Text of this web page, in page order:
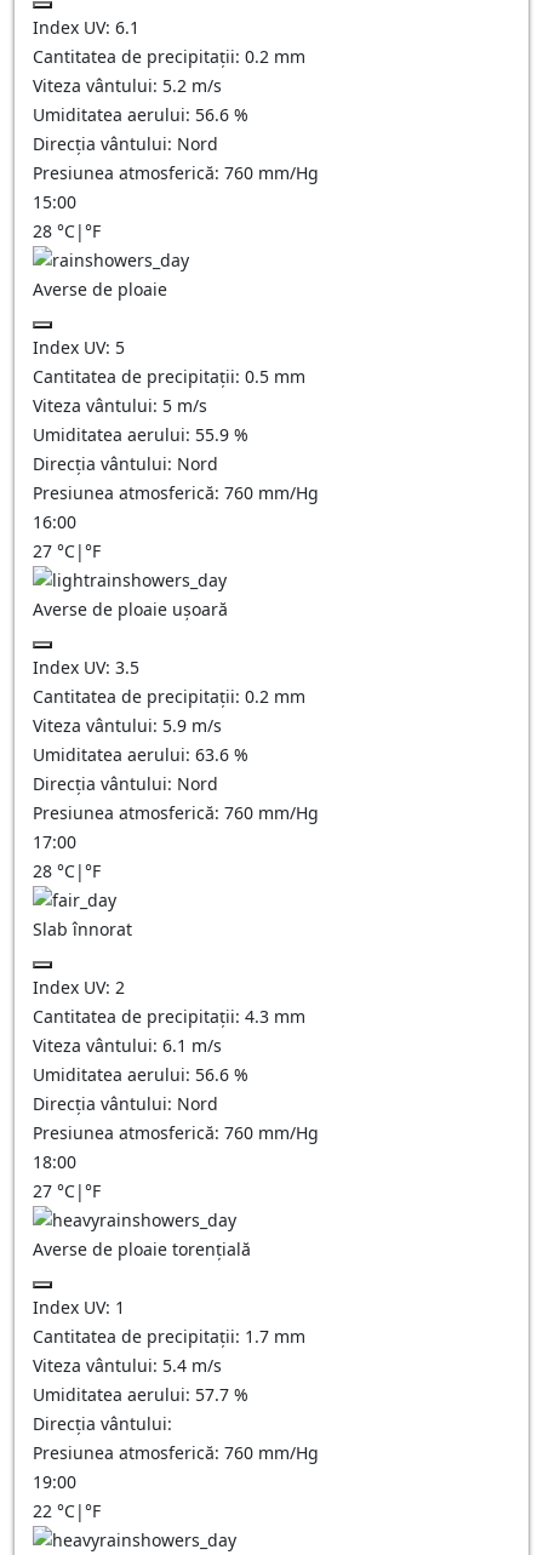
Index UV: 6.1
Cantitatea de precipitații: 0.2 mm
Viteza vântului: 5.2 m/s
Umiditatea aerului: 56.6 %
Direcția vântului: Nord
Presiunea atmosferică: 760 mm/Hg
15:00
28 °C|°F
Averse de ploaie
Index UV: 5
Cantitatea de precipitații: 0.5 mm
Viteza vântului: 5 m/s
Umiditatea aerului: 55.9 %
Direcția vântului: Nord
Presiunea atmosferică: 760 mm/Hg
16:00
27 °C|°F
Averse de ploaie ușoară
Index UV: 3.5
Cantitatea de precipitații: 0.2 mm
Viteza vântului: 5.9 m/s
Umiditatea aerului: 63.6 %
Direcția vântului: Nord
Presiunea atmosferică: 760 mm/Hg
17:00
28 °C|°F
Slab înnorat
Index UV: 2
Cantitatea de precipitații: 4.3 mm
Viteza vântului: 6.1 m/s
Umiditatea aerului: 56.6 %
Direcția vântului: Nord
Presiunea atmosferică: 760 mm/Hg
18:00
27 °C|°F
Averse de ploaie torențială
Index UV: 1
Cantitatea de precipitații: 1.7 mm
Viteza vântului: 5.4 m/s
Umiditatea aerului: 57.7 %
Direcția vântului:
Presiunea atmosferică: 760 mm/Hg
19:00
22 °C|°F